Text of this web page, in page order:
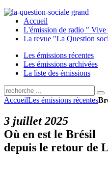
Accueil
L'émission de radio " Vive
La revue "La Question
Les émissions récentes
Les émissions archivées
La liste des émissions
AccueilLes émissions récentes
3 juillet 2025
Où en est le Brésil
depuis le retour de